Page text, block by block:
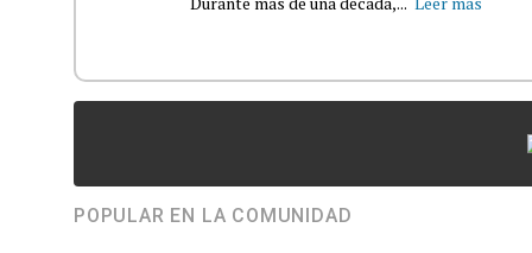
POPULAR EN LA COMUNIDAD